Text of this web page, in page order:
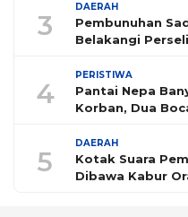
3
DAERAH
Pembunuhan
Belakangi
4
PERISTIWA
Pantai Nepa
Korban, Dua
5
DAERAH
Kotak Suara
Dibawa Kabur